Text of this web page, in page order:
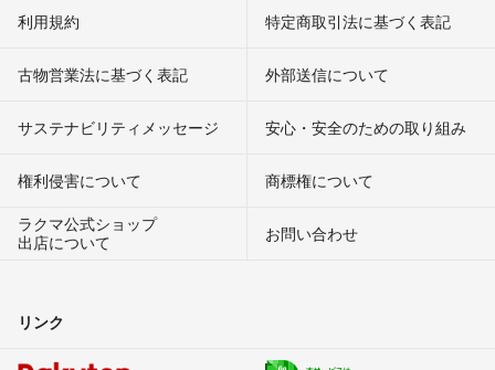
利用規約 特定商取引法に基づく表記
古物営業法に基づく表記 外部送信について
サステナビリティメッセージ 安心・安全のための取り組み
権利侵害について
商標権について
ラクマ公式ショップ
出店について
お問い合わせ
リンク